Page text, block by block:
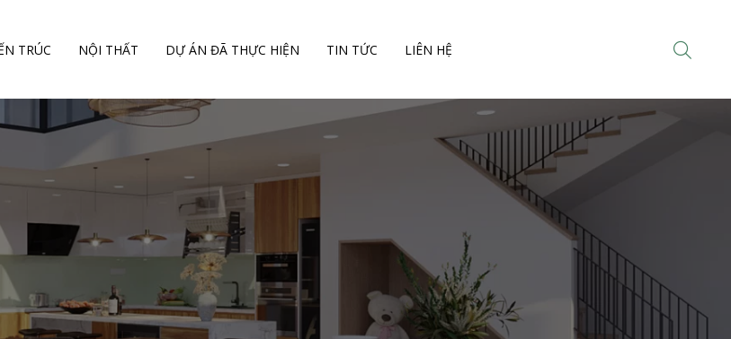
TRÚC NỘI THẤT DỰ ÁN ĐÃ THỰC HIỆN TIN TỨC LIÊN HỆ